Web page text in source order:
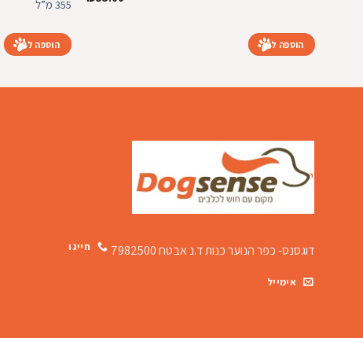
הנוכחי
₪55.00.
הוספה לסל
355 מ”ל
הוספה לסל
דוגסנס- כפר הנוער כנותד.נ אבטח 7982500 חייגו
אימייל